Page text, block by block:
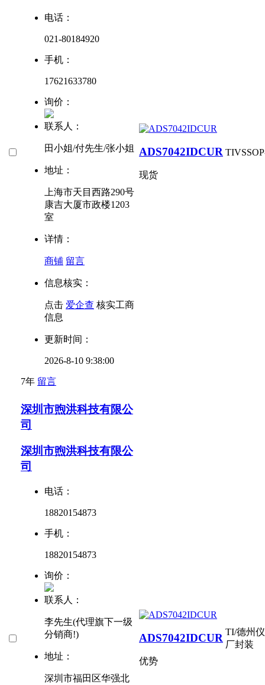
电话：
021-80184920
手机：
17621633780
询价：
联系人：
田小姐/付先生/张小姐
地址：
上海市天目西路290号
康吉大厦市政楼1203
室
详情：
商铺 留言
信息核实：
点击 爱企查 核实工商
信息
更新时间：
2026-8-10 9:38:00
7年 留言
ADS7042IDCUR
现货
TI
深圳市煦洪科技有限公
司
深圳市煦洪科技有限公
司
电话：
18820154873
手机：
18820154873
询价：
联系人：
李先生(代理旗下一级
分销商!)
地址：
深圳市福田区华强北
ADS7042IDCUR
优势
TI/德州
厂封装